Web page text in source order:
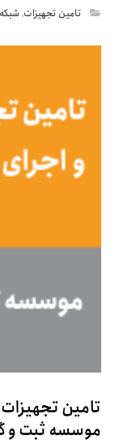
تامین تجهیزات,شبکه
تامین
موسسه ثبت و